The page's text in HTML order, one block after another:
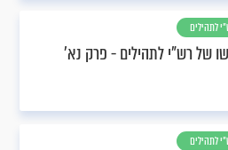
לתהילים
של רש"י לתהילים - פרק נא’
לתהילים